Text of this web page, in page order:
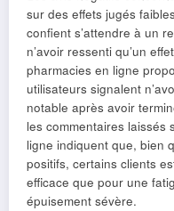
sur des effets jugés
confient s’attendre à un
n’avoir ressenti qu’un
pharmacies en ligne
utilisateurs signalent
notable après avoir
les commentaires laissés
ligne indiquent que, bien
positifs, certains clients
efficace que pour une
épuisement sévère.